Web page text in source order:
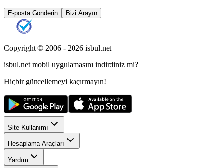
E-posta Gönderin Bizi Arayın
Copyright © 2006 - 2026 isbul.net
isbul.net mobil uygulamasını indirdiniz mi?
Hiçbir güncellemeyi kaçırmayın!
Site Kullanımı
Hesaplama Araçları
Yardım